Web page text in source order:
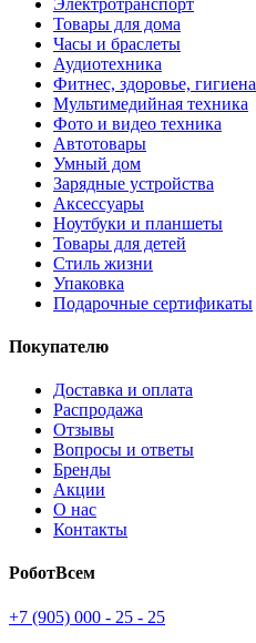
Товары для дома
Часы и браслеты
Аудиотехника
Фитнес, здоровье, гигиена
Мультимедийная техника
Фото и видео техника
Автотовары
Умный дом
Зарядные устройства
Аксессуары
Ноутбуки и планшеты
Товары для детей
Стиль жизни
Упаковка
Подарочные сертификаты
Покупателю
Доставка и оплата
Распродажа
Отзывы
Вопросы и ответы
Бренды
Акции
О нас
Контакты
РоботВсем
+7 (905) 000 - 25 - 25